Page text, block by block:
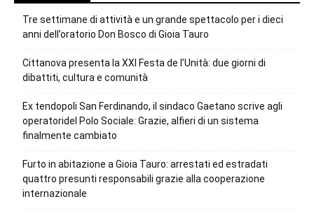
Tre settimane di attività e un grande spettacolo per i dieci
anni dell’oratorio Don Bosco di Gioia Tauro
Cittanova presenta la XXI Festa de l’Unità: due giorni di
dibattiti, cultura e comunità
Ex tendopoli San Ferdinando, il sindaco Gaetano scrive agli
operatoridel Polo Sociale: Grazie, alfieri di un sistema
finalmente cambiato
Furto in abitazione a Gioia Tauro: arrestati ed estradati
quattro presunti responsabili grazie alla cooperazione
internazionale